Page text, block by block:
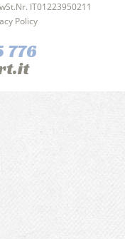
IT01223950211
Policy
776